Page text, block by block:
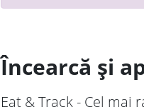
Încearcă și
Eat & Track - Cel